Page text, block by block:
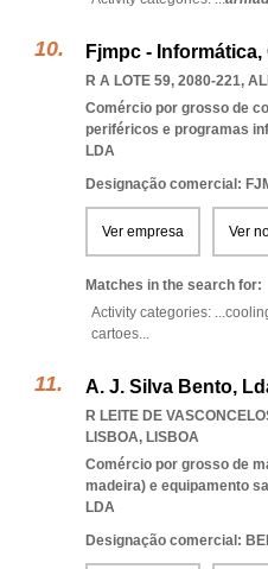
Fjmpc -
R A LOTE 59, 2080-221,
Comércio por grosso de
periféricos e programas
LDA
Designação comercial:
Ver empresa Ver
Matches in the search for:
Activity categories: ...
cartoes...
A. J. Silva Bento,
R LEITE DE
LISBOA, LISBOA
Comércio por grosso de
madeira) e equipamento
LDA
Designação comercial: